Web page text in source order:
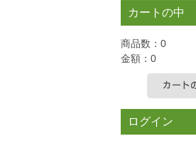
カートの中
商品数：0
金額：0
ログイン